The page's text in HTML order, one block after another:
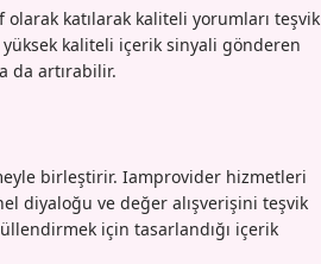
olarak katılarak kaliteli yorumları teşvik
kaliteli içerik sinyali gönderen
da artırabilir.
birleştirir. Iamprovider hizmetleri
diyaloğu ve değer alışverişini teşvik
için tasarlandığı içerik